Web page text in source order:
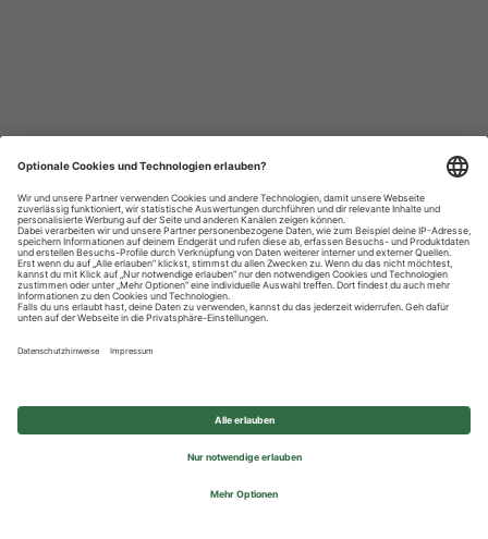
Datenschutzhinweise
Impressum
Privatsphäre-Einstellungen
© 2026 REWE Group - All rights reserved